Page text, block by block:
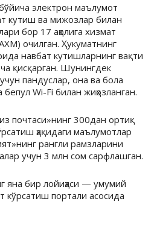
электрон маълумот
кутиш ва мижозлар билан
бор 17 аҳолига хизмат
очилган. Ҳукуматнинг
навбат кутишларнинг вақти
қисқарган. Шунингдек
пандуслар, она ва бола
бепул Wi-Fi билан жиҳозланган.
почтаси»нинг 300дан ортиқ
ҳақидаги маълумотлар
рангли рамзларини
учун 3 млн сом сарфлашган.
яна бир лойиҳаси — умумий
кўрсатиш портали асосида